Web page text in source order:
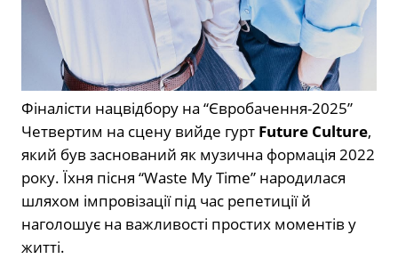
Фіналісти нацвідбору на “Євробачення-2025”
Четвертим на сцену вийде гурт Future Culture,
який був заснований як музична формація 2022
року. Їхня пісня “Waste My Time” народилася
шляхом імпровізації під час репетиції й
наголошує на важливості простих моментів у
житті.